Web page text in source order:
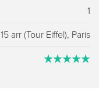
1
15 arr (Tour Eiffel), Paris